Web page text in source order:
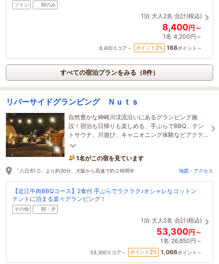
ツイン 朝のみ
1泊 大人2名 合計(税込)
8,400円～
1名 4,200円～
8,400スコア～ ポイント 2% 168ポイント～
すべての宿泊プランをみる（8件）
リバーサイドグランピング Ｎｕｔｓ
自然豊かな神崎川渓流沿いにあるグランピング施
設！宿泊も日帰りも楽しめる、手ぶらでBBQ、テン
トサウナ、川遊び、キャニオニング体験などアクテ
ィビティも満載♪ファミリーで！大人数のグループに
1名がこの宿を見ています
「八日市I.C」より約30分、大阪から高速で約２時間半 地図・アクセス
【近江牛肉BBQコース】2食付 手ぶらでラクラク♪オシャレなコットン
テントに泊まる楽々グランピング！
その他 朝・夕
1泊 大人2名 合計(税込)
53,300円～
1名 26,650円～
53,300スコア～ ポイント 2% 1,066ポイント～